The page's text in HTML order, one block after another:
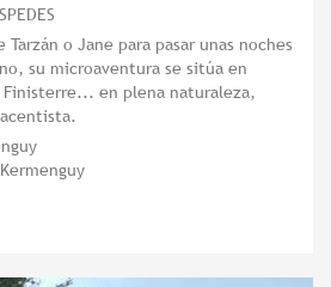
Tarzán o Jane para pasar unas noches
su microaventura se sitúa en
en plena naturaleza,